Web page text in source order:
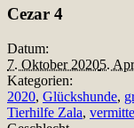
Cezar 4
Datum:
7. Oktober 20205.
Kategorien:
2020, Glückshunde,
Tierhilfe Zala,